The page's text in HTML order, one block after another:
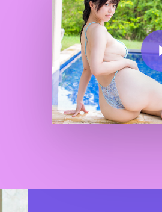
Play